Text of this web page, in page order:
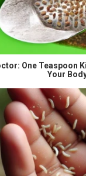
One Teaspoon
Your